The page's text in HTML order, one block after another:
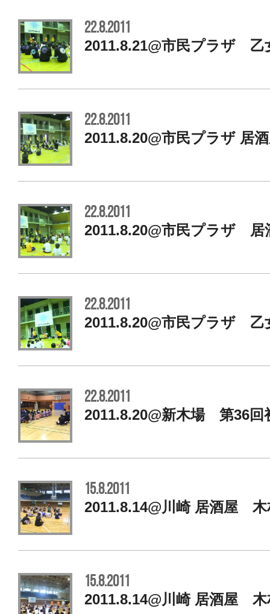
22.8.2011
2011.8.21@市民プラザ
22.8.2011
2011.8.20@市民プラザ 居
22.8.2011
2011.8.20@市民プラザ
22.8.2011
2011.8.20@市民プラザ
22.8.2011
2011.8.20@新木場 第36
15.8.2011
2011.8.14@川崎 居酒屋
15.8.2011
2011.8.14@川崎 居酒屋